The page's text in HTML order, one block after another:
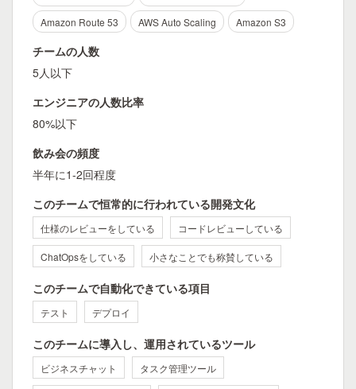
Amazon Route 53
AWS Auto Scaling Amazon S3
チームの人数
5人以下
エンジニアの人数比率
80%以下
飲み会の頻度
半年に1-2回程度
このチームで恒常的に行われている開発文化
仕様のレビューをしている コードレビューしている
ChatOpsをしている 小さなことでも称賛している
このチームで自動化できている項目
テスト デプロイ
このチームに導入し、運用されているツール
ビジネスチャット タスク管理ツール